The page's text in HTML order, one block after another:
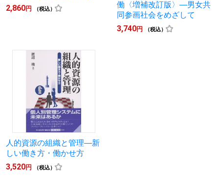
2,860円 （税込）
働〈増補改訂版〉―男女共
同参画社会をめざして
3,740円 （税込）
人的資源の組織と管理―新
しい働き方・働かせ方
3,520円 （税込）